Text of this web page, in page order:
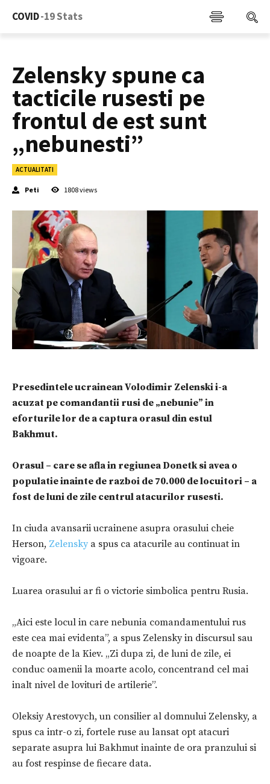
COVID-19 Stats
Zelensky spune ca
tacticile rusesti pe
frontul de est sunt
„nebunesti”
ACTUALITATI
Peti 1808views
Presedintele ucrainean Volodimir Zelenski i-a
acuzat pe comandantii rusi de „nebunie” in
eforturile lor de a captura orasul din estul
Bakhmut.
Orasul – care se afla in regiunea Donetk si avea o
populatie inainte de razboi de 70.000 de locuitori – a
fost de luni de zile centrul atacurilor rusesti.
In ciuda avansarii ucrainene asupra orasului cheie
Herson, Zelensky a spus ca atacurile au continuat in
vigoare.
Luarea orasului ar fi o victorie simbolica pentru Rusia.
„Aici este locul in care nebunia comandamentului rus
este cea mai evidenta”, a spus Zelensky in discursul sau
de noapte de la Kiev. „Zi dupa zi, de luni de zile, ei
conduc oamenii la moarte acolo, concentrand cel mai
inalt nivel de lovituri de artilerie”.
Oleksiy Arestovych, un consilier al domnului Zelensky, a
spus ca intr-o zi, fortele ruse au lansat opt ​​atacuri
separate asupra lui Bakhmut inainte de ora pranzului si
au fost respinse de fiecare data.